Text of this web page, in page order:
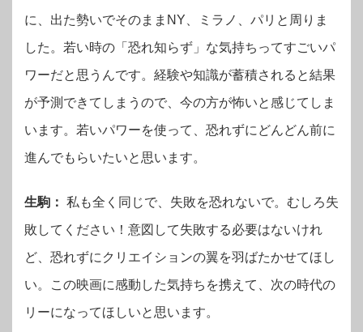
に、出た勢いでそのままNY、ミラノ、パリと周りま
した。若い時の「恐れ知らず」な気持ちってすごいパ
ワーだと思うんです。経験や知識が蓄積されると結果
が予測できてしまうので、今の方が怖いと感じてしま
います。若いパワーを使って、恐れずにどんどん前に
進んでもらいたいと思います。
生駒： 私も全く同じで、失敗を恐れないで。むしろ失
敗してください！意図して失敗する必要はないけれ
ど、恐れずにクリエイションの翼を羽ばたかせてほし
い。この映画に感動した気持ちを携えて、次の時代の
リーになってほしいと思います。